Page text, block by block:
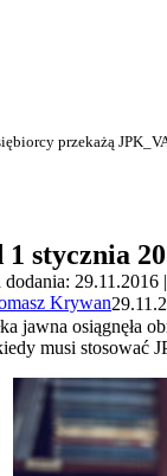
przekażą
1 stycznia
dodania: 29.11.2016
Krywan
jawna osiągnęła
musi stosować